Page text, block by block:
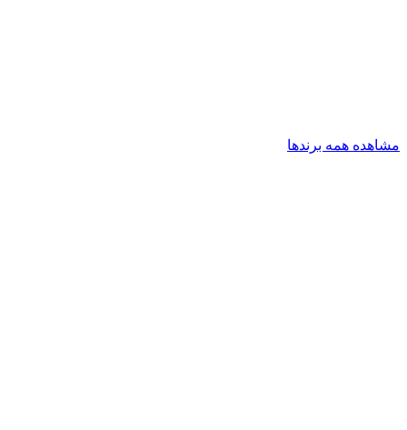
مشاهده همه برندها